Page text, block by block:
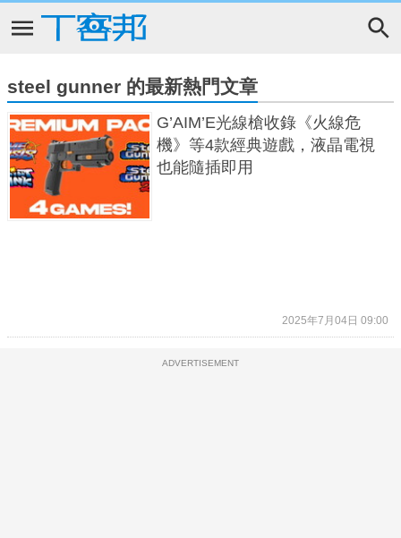
steel gunner 的最新熱門文章
G’AIM’E光線槍收錄《火線危
機》等4款經典遊戲，液晶電視
也能隨插即用
2025年7月04日 09:00
ADVERTISEMENT